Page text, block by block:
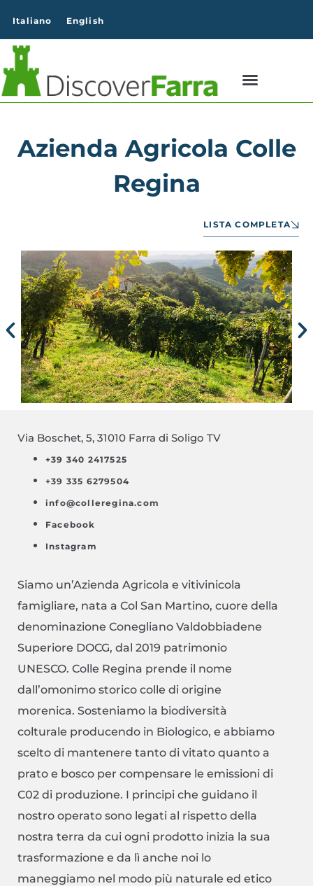
Italiano
English
Azienda Agricola Colle
Regina
LISTA COMPLETA
Via Boschet, 5, 31010 Farra di Soligo TV
+39 340 2417525
+39 335 6279504
info@colleregina.com
Facebook
Instagram
Siamo un’Azienda Agricola e vitivinicola
famigliare, nata a Col San Martino, cuore della
denominazione Conegliano Valdobbiadene
Superiore DOCG, dal 2019 patrimonio
UNESCO. Colle Regina prende il nome
dall’omonimo storico colle di origine
morenica. Sosteniamo la biodiversità
colturale producendo in Biologico, e abbiamo
scelto di mantenere tanto di vitato quanto a
prato e bosco per compensare le emissioni di
C02 di produzione. I principi che guidano il
nostro operato sono legati al rispetto della
nostra terra da cui ogni prodotto inizia la sua
trasformazione e da lì anche noi lo
maneggiamo nel modo più naturale ed etico